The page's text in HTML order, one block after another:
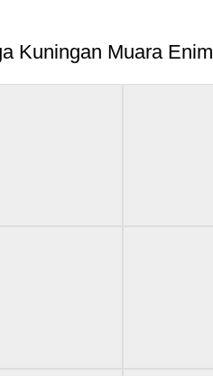
Kuningan Muara Enim